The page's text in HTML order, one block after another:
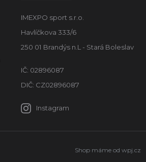
IMEXPO sport s.r.o.
Havlíčkova 333/6
250 01 Brandýs n.L - Stará Boleslav
IČ: 02896087
DIČ: CZ02896087
Instagram
Shop máme od wpj.cz